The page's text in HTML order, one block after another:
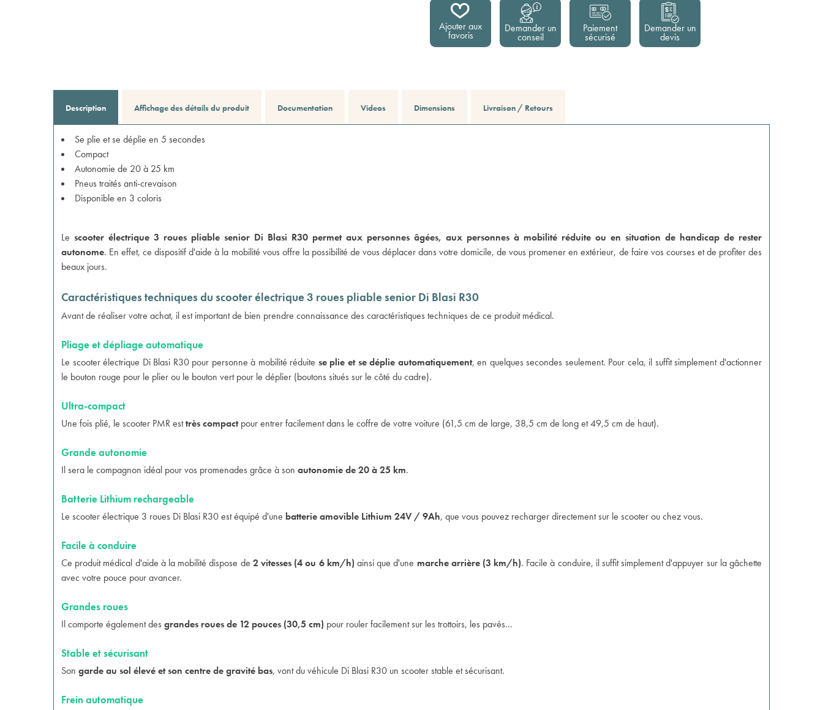
Ajouter aux
favoris
Demander un
conseil
Paiement
sécurisé
Demander un
devis
Description Affichage des détails du produit Documentation Videos Dimensions Livraison / Retours
Se plie et se déplie en 5 secondes
Compact
Autonomie de 20 à 25 km
Pneus traités anti-crevaison
Disponible en 3 coloris
Le scooter électrique 3 roues pliable senior Di Blasi R30 permet aux personnes âgées, aux personnes à mobilité réduite ou en situation de handicap de rester
autonome. En effet, ce dispositif d'aide à la mobilité vous offre la possibilité de vous déplacer dans votre domicile, de vous promener en extérieur, de faire vos courses et de profiter des
beaux jours.
Caractéristiques techniques du scooter électrique 3 roues pliable senior Di Blasi R30
Avant de réaliser votre achat, il est important de bien prendre connaissance des caractéristiques techniques de ce produit médical.
Pliage et dépliage automatique
Le scooter électrique Di Blasi R30 pour personne à mobilité réduite se plie et se déplie automatiquement, en quelques secondes seulement. Pour cela, il suffit simplement d'actionner
le bouton rouge pour le plier ou le bouton vert pour le déplier (boutons situés sur le côté du cadre).
Ultra-compact
Une fois plié, le scooter PMR esttrès compactpour entrer facilement dans le coffre de votre voiture (61,5 cm de large, 38,5 cm de long et 49,5 cm de haut).
Grande autonomie
Il sera le compagnon idéal pour vos promenades grâce à son autonomie de 20 à 25 km.
Batterie Lithium rechargeable
Le scooter électrique 3 roues Di Blasi R30 est équipé d'une batterie amovible Lithium 24V / 9Ah, que vous pouvez recharger directement sur le scooter ou chez vous.
Facile à conduire
Ce produit médical d'aide à la mobilité dispose de 2 vitesses (4 ou 6 km/h) ainsi que d'une marche arrière (3 km/h). Facile à conduire, il suffit simplement d'appuyer sur la gâchette
avec votre pouce pour avancer.
Grandes roues
Il comporte également des grandes roues de 12 pouces (30,5 cm) pour rouler facilement sur les trottoirs, les pavés...
Stable et sécurisant
Son garde au sol élevé et son centre de gravité bas, vont du véhicule Di Blasi R30 un scooter stable et sécurisant.
Frein automatique